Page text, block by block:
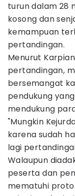
turun dalam 28
kosong dan
kemampuan
pertandingan.
Menurut
pertandingan,
bersemangat
pendukung
mendukung
"Mungkin
karena sudah
lagi
Walaupun
peserta dan
mematuhi